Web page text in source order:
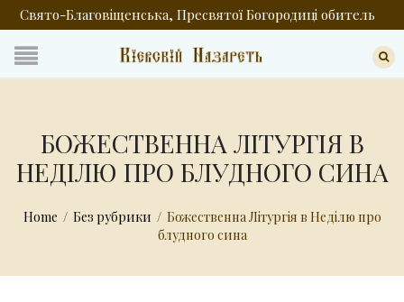
Свято-Благовіщенська, Пресвятої Богородиці обитель
БОЖЕСТВЕННА ЛІТУРГІЯ В
НЕДІЛЮ ПРО БЛУДНОГО СИНА
Home / Без рубрики / Божественна Літургія в Неділю про
блудного сина